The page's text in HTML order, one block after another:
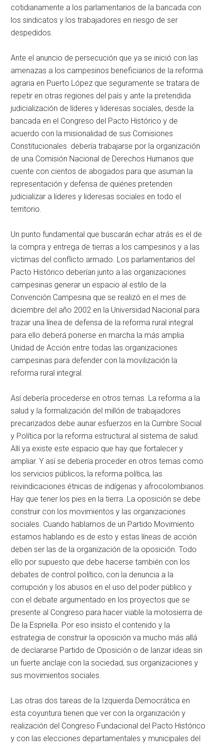
cotidianamente a los parlamentarios de la bancada con
los sindicatos y los trabajadores en riesgo de ser
despedidos.
Ante el anuncio de persecución que ya se inició con las
amenazas a los campesinos beneficiarios de la reforma
agraria en Puerto López que seguramente se tratara de
repetir en otras regiones del país y ante la pretendida
judicialización de líderes y lideresas sociales, desde la
bancada en el Congreso del Pacto Histórico y de
acuerdo con la misionalidad de sus Comisiones
Constitucionales debería trabajarse por la organización
de una Comisión Nacional de Derechos Humanos que
cuente con cientos de abogados para que asuman la
representación y defensa de quiénes pretenden
judicializar a lideres y lideresas sociales en todo el
territorio.
Un punto fundamental que buscarán echar atrás es el de
la compra y entrega de tierras a los campesinos y a las
víctimas del conflicto armado. Los parlamentarios del
Pacto Histórico deberían junto a las organizaciones
campesinas generar un espacio al estilo de la
Convención Campesina que se realizó en el mes de
diciembre del año 2002 en la Universidad Nacional para
trazar una línea de defensa de la reforma rural integral
para ello deberá ponerse en marcha la más amplia
Unidad de Acción entre todas las organizaciones
campesinas para defender con la movilización la
reforma rural integral.
Así debería procederse en otros temas. La reforma a la
salud y la formalización del millón de trabajadores
precarizados debe aunar esfuerzos en la Cumbre Social
y Política por la reforma estructural al sistema de salud.
Allí ya existe este espacio que hay que fortalecer y
ampliar. Y así se debería proceder en otros temas como
los servicios públicos, la reforma política, las
reivindicaciones étnicas de indígenas y afrocolombianos.
Hay que tener los pies en la tierra. La oposición se debe
construir con los movimientos y las organizaciones
sociales. Cuando hablamos de un Partido Movimiento
estamos hablando es de esto y estas líneas de acción
deben ser las de la organización de la oposición. Todo
ello por supuesto que debe hacerse también con los
debates de control político, con la denuncia a la
corrupción y los abusos en el uso del poder público y
con el debate argumentado en los proyectos que se
presente al Congreso para hacer viable la motosierra de
De la Espriella. Por eso insisto el contenido y la
estrategia de construir la oposición va mucho más allá
de declararse Partido de Oposición o de lanzar ideas sin
un fuerte anclaje con la sociedad, sus organizaciones y
sus movimientos sociales.
Las otras dos tareas de la Izquierda Democrática en
esta coyuntura tienen que ver con la organización y
realización del Congreso Fundacional del Pacto Histórico
y con las elecciones departamentales y municipales del